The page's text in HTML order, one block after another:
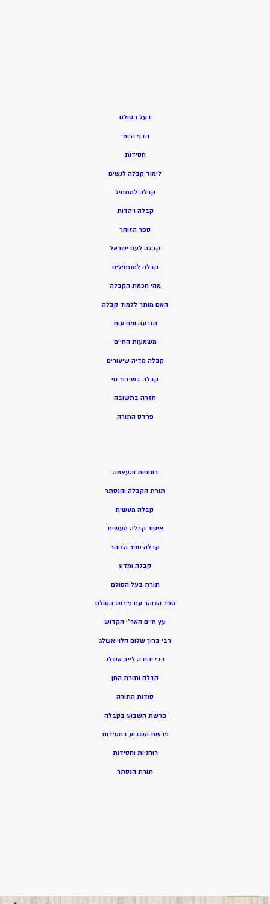
בעל הסולם
הדף היומי
חסידות
לימוד קבלה לנשים
קבלה למתחיל
קבלה ויהדות
ספר הזוהר
קבלה לעם ישראל
קבלה למתחילים
מהי חכמת הקבלה
האם מותר ללמוד קבלה
תודעה ומודעות
משמעות החיים
קבלה מדיה שיעורים
קבלה בשידור חי
חזרה בתשובה
פרדס התורה
רוחניות והעצמה
תורת הקבלה והנסתר
קבלה מעשית
איסור קבלה מעשית
קבלה ספר הזוהר
קבלה ומדע
תורת בעל הסולם
ספר הזוהר עם פירוש הסולם
עץ חיים האר”י הקדוש
רבי ברוך שלום הלוי אשלג
רבי יהודה לייב אשלג
קבלה ותורת החן
סודות התורה
פרשת השבוע בקבלה
פרשת השבוע בחסידות
רוחניות וחסידות
תורת הנסתר